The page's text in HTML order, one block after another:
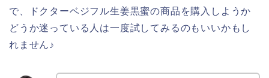
で、ドクターベジフル生姜黒蜜の商品を購入しようか
どうか迷っている人は一度試してみるのもいいかもし
れません♪